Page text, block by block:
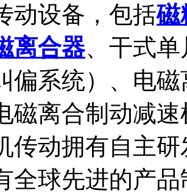
动设备，包括磁
离合器、干式单
偏系统）、电
磁离合制动减
传动拥有自主
全球先进的产